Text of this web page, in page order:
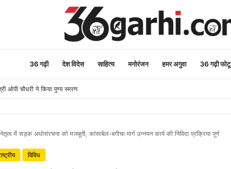
36 गढ़ी देश विदेस साहित्य मनोरंजन हमर अगुवा 36 गढ़ी फोटू
ओपी चौधरी ने किया पुण्य स्मरण
में सड़क अधोसंरचना को मजबूती, कांसाबेल-बगीचा मार्ग उन्नयन कार्य की निविदा प्रक्रिया पूर्ण
विविध